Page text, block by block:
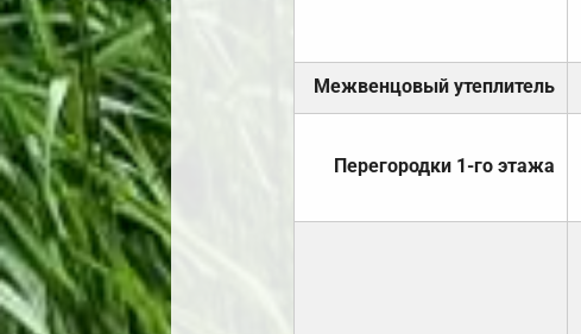
Межвенцовый утеплитель
Перегородки 1-го этажа